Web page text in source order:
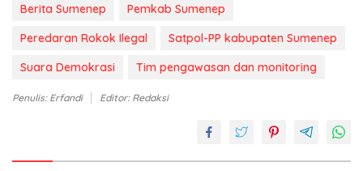
Berita Sumenep
Pemkab Sumenep
Peredaran Rokok Ilegal
Satpol-PP kabupaten Sumenep
Suara Demokrasi
Tim pengawasan dan monitoring
Penulis: Erfandi Editor: Redaksi